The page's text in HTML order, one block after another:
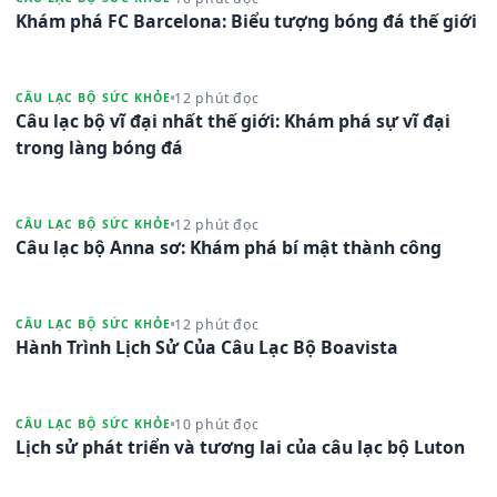
Khám phá FC Barcelona: Biểu tượng bóng đá thế giới
CÂU LẠC BỘ SỨC KHỎE 12 phút đọc
Câu lạc bộ vĩ đại nhất thế giới: Khám phá sự vĩ đại
trong làng bóng đá
CÂU LẠC BỘ SỨC KHỎE 12 phút đọc
Câu lạc bộ Anna sơ: Khám phá bí mật thành công
CÂU LẠC BỘ SỨC KHỎE 12 phút đọc
Hành Trình Lịch Sử Của Câu Lạc Bộ Boavista
CÂU LẠC BỘ SỨC KHỎE 10 phút đọc
Lịch sử phát triển và tương lai của câu lạc bộ Luton